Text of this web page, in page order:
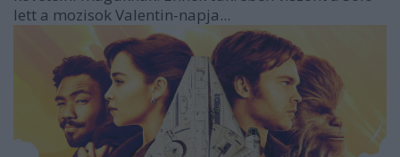
lett a mozisok Valentin-napja...